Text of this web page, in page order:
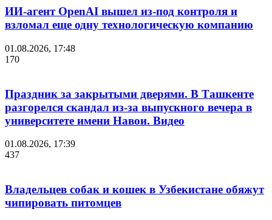
ИИ-агент OpenAI вышел из-под контроля и
взломал еще одну технологическую компанию
01.08.2026, 17:48
170
Праздник за закрытыми дверями. В Ташкенте
разгорелся скандал из-за выпускного вечера в
университете имени Навои. Видео
01.08.2026, 17:39
437
Владельцев собак и кошек в Узбекистане обяжут
чипировать питомцев